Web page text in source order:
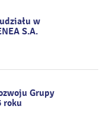
w
S.A.
Grupy
roku